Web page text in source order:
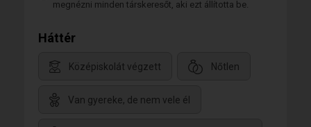
megnézni minden társkeresőt, aki ezt állította be.
Háttér
Középiskolát végzett Nőtlen
Van gyereke, de nem vele él